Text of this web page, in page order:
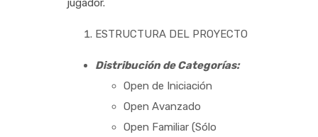
jugador.
ESTRUCTURA DEL PROYECTO
Distribución de Categorías:
Open de Iniciación
Open Avanzado
Open Familiar (Sólo